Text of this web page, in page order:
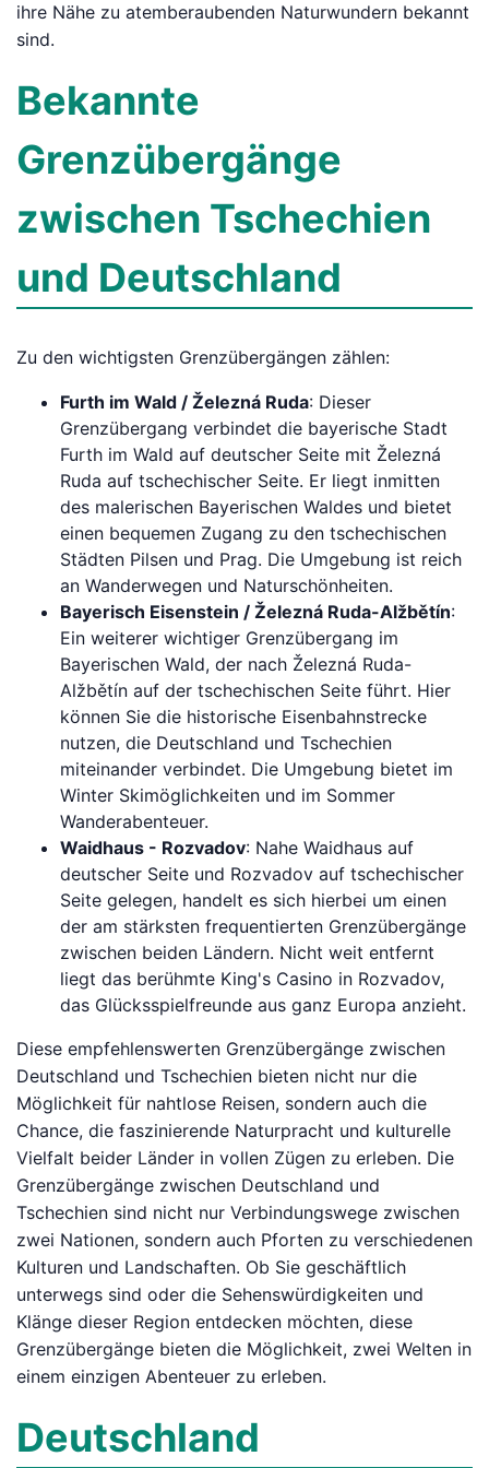
ihre Nähe zu atemberaubenden Naturwundern bekannt
sind.
Bekannte
Grenzübergänge
zwischen Tschechien
und Deutschland
Zu den wichtigsten Grenzübergängen zählen:
Furth im Wald / Železná Ruda: Dieser
Grenzübergang verbindet die bayerische Stadt
Furth im Wald auf deutscher Seite mit Železná
Ruda auf tschechischer Seite. Er liegt inmitten
des malerischen Bayerischen Waldes und bietet
einen bequemen Zugang zu den tschechischen
Städten Pilsen und Prag. Die Umgebung ist reich
an Wanderwegen und Naturschönheiten.
Bayerisch Eisenstein / Železná Ruda-Alžbětín:
Ein weiterer wichtiger Grenzübergang im
Bayerischen Wald, der nach Železná Ruda-
Alžbětín auf der tschechischen Seite führt. Hier
können Sie die historische Eisenbahnstrecke
nutzen, die Deutschland und Tschechien
miteinander verbindet. Die Umgebung bietet im
Winter Skimöglichkeiten und im Sommer
Wanderabenteuer.
Waidhaus - Rozvadov: Nahe Waidhaus auf
deutscher Seite und Rozvadov auf tschechischer
Seite gelegen, handelt es sich hierbei um einen
der am stärksten frequentierten Grenzübergänge
zwischen beiden Ländern. Nicht weit entfernt
liegt das berühmte King's Casino in Rozvadov,
das Glücksspielfreunde aus ganz Europa anzieht.
Diese empfehlenswerten Grenzübergänge zwischen
Deutschland und Tschechien bieten nicht nur die
Möglichkeit für nahtlose Reisen, sondern auch die
Chance, die faszinierende Naturpracht und kulturelle
Vielfalt beider Länder in vollen Zügen zu erleben. Die
Grenzübergänge zwischen Deutschland und
Tschechien sind nicht nur Verbindungswege zwischen
zwei Nationen, sondern auch Pforten zu verschiedenen
Kulturen und Landschaften. Ob Sie geschäftlich
unterwegs sind oder die Sehenswürdigkeiten und
Klänge dieser Region entdecken möchten, diese
Grenzübergänge bieten die Möglichkeit, zwei Welten in
einem einzigen Abenteuer zu erleben.
Deutschland